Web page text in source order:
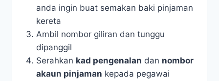
anda ingin buat semakan baki pinjaman
kereta
Ambil nombor giliran dan tunggu
dipanggil
Serahkan kad pengenalan dan nombor
akaun pinjaman kepada pegawai